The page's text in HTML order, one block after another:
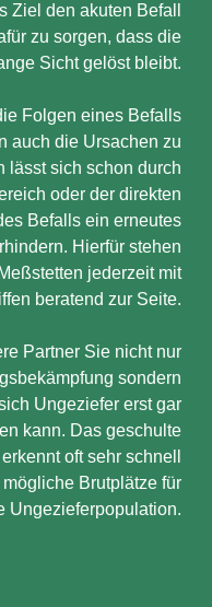
Ziel den akuten Befall
zu sorgen, dass die
Sicht gelöst bleibt.
Folgen eines Befalls
auch die Ursachen zu
lässt sich schon durch
oder der direkten
Befalls ein erneutes
Hierfür stehen
jederzeit mit
beratend zur Seite.
Partner Sie nicht nur
sondern
Ungeziefer erst gar
kann. Das geschulte
oft sehr schnell
Brutplätze für
Ungezieferpopulation.